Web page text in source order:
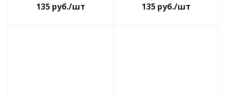
135 руб./шт 135 руб./шт